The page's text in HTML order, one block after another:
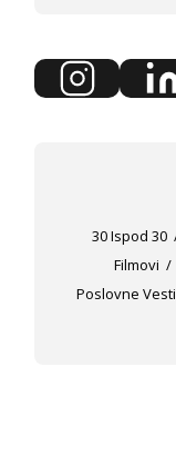
30 Ispod 30
Filmovi
Poslovne Vesti